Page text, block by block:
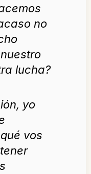
no
lucha?
yo
vos